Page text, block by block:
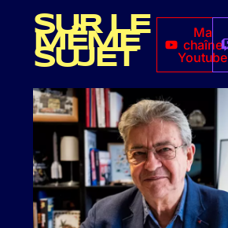
SUR LE
MÊME
SUJET
Ma
chaîne
Youtube